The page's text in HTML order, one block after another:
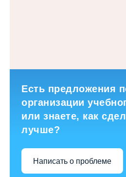
Есть предложения
организации
или знаете, как
лучше?
Написать о проблеме